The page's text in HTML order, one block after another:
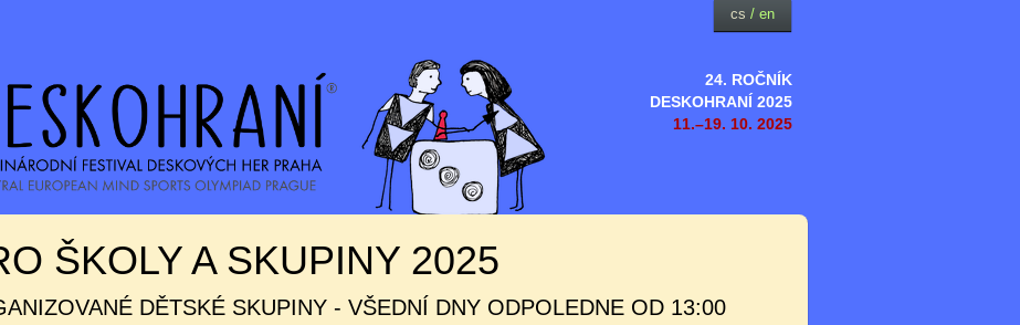
24. ROČNÍK
DESKOHRANÍ 2025
11.–19. 10. 2025
cs / en
ŠKOLY A SKUPINY 2025
DĚTSKÉ SKUPINY - VŠEDNÍ DNY ODPOLEDNE OD 13:00